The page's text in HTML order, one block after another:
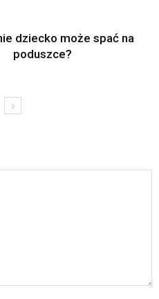
dziecko może spać na
poduszce?